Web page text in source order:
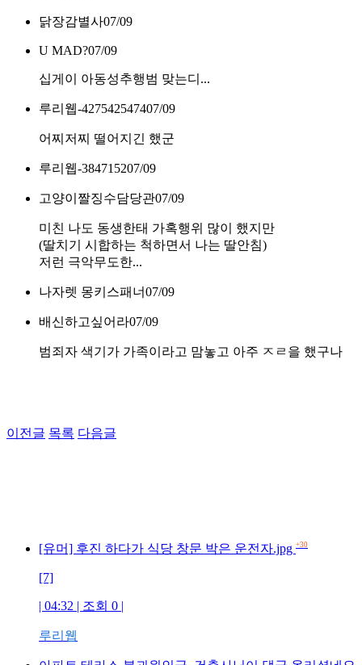
닭장감별사07/09
U MAD?07/09
십게이 아동성추행범 맞는디...
루리웹-427542547407/09
어찌저찌 떨어지긴 했군
루리웹-384715207/09
고양이짤징수담당관07/09
미친 나도 동생한태 가혹행위 많이 했지만
(딸치기 시합하는 척하면서 나는 딸안침)
저런 극악무도한...
나자렛 몽키스패너07/09
배신하고싶어라07/09
범죄자 색기가 가족이라고 맘놓고 아주 ㅈㄹ을 했구나
이전글 목록 다음글
[유머] 후진 하다가 식당 창문 박은 운전자.jpg +30
[7]
| 04:32 | 조회 0 |
루리웹